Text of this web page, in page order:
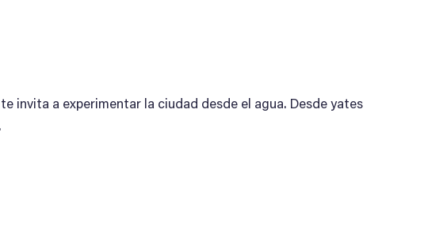
invita a experimentar la ciudad desde el agua. Desde yates